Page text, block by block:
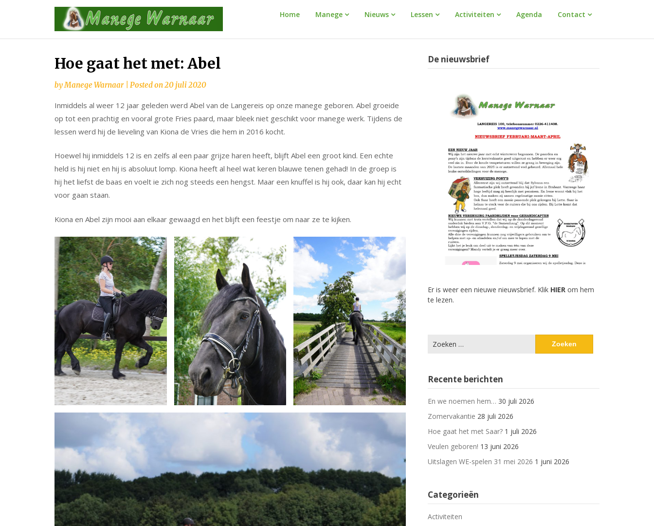
Home Manege Nieuws Lessen Activiteiten Agenda Contact
Hoe gaat het met: Abel
byManege Warnaar Posted on20 juli 2020
Inmiddels al weer 12 jaar geleden werd Abel van de Langereis op onze manege geboren. Abel groeide
op tot een prachtig en vooral grote Fries paard, maar bleek niet geschikt voor manege werk. Tijdens de
lessen werd hij de lieveling van Kiona de Vries die hem in 2016 kocht.
Hoewel hij inmiddels 12 is en zelfs al een paar grijze haren heeft, blijft Abel een groot kind. Een echte
held is hij niet en hij is absoluut lomp. Kiona heeft al heel wat keren blauwe tenen gehad! In de groep is
hij het liefst de baas en voelt ie zich nog steeds een hengst. Maar een knuffel is hij ook, daar kan hij echt
voor gaan staan.
Kiona en Abel zijn mooi aan elkaar gewaagd en het blijft een feestje om naar ze te kijken.
De nieuwsbrief
Er is weer een nieuwe nieuwsbrief. Klik HIER om hem
te lezen.
naar:
Recente berichten
En we noemen hem… 30 juli 2026
Zomervakantie 28 juli 2026
Hoe gaat het met Saar? 1 juli 2026
Veulen geboren! 13 juni 2026
Uitslagen WE-spelen 31 mei 2026 1 juni 2026
Categorieën
Activiteiten